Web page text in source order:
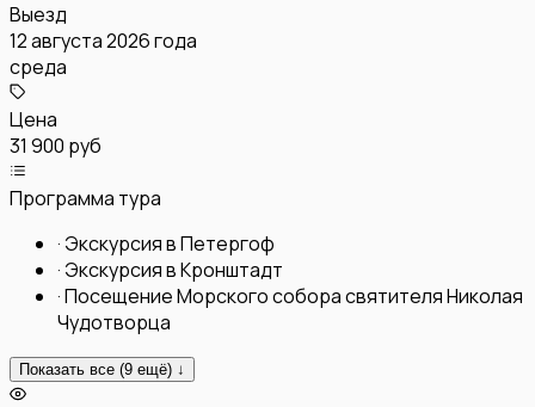
Выезд
12 августа 2026 года
среда
Цена
31 900 руб
Программа тура
· Экскурсия в Петергоф
· Экскурсия в Кронштадт
·Посещение Морского собора святителя Николая
Чудотворца
Показать все (9 ещё) ↓